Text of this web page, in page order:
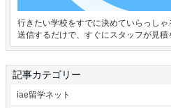
行きたい学校をすでに決めていらっし
送信するだけで、すぐにスタッフが見積
記事カテゴリー
iae留学ネット